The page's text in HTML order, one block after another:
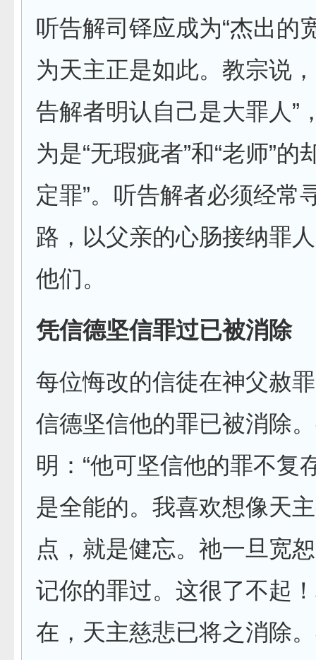
听告解司铎应成为“杰出的
为天主正是如此。教宗说
告解者明认自己是大罪人”
为是“无瑕疵者”和“老师”的
定罪”。听告解者必须经常
路，以父亲的心肠接纳罪
他们。
凭信德坚信罪过已被消除
每位悔改的信徒在神父赦
信德坚信他的罪已被消除
明：“他可坚信他的罪不复
是全能的。我喜欢想像天
点，就是健忘。祂一旦宽
记你的罪过。这很了不起
在，天主慈悲已将之消除